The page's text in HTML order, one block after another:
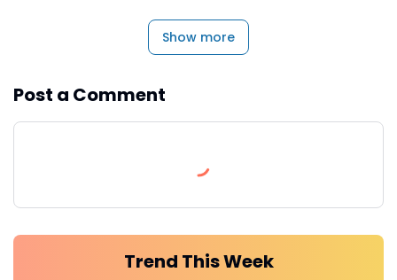
Show more
Post a Comment
Trend This Week